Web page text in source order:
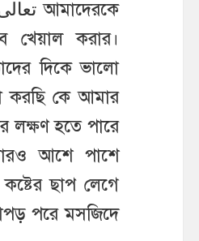
খেয়াল করার।
দিকে ভালো
করছি কে আমার
লক্ষণ হতে পারে
আশে পাশে
ছাপ লেগে
পরে মসজিদে